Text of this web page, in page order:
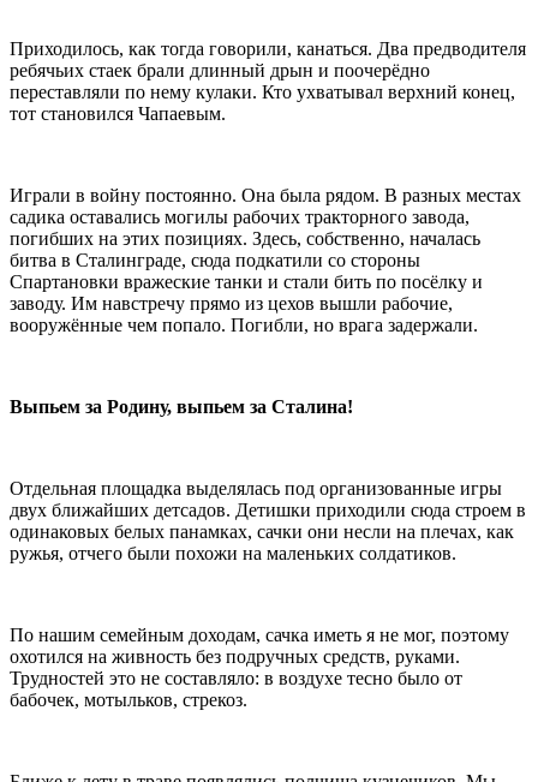
Приходилось, как тогда говорили, канаться. Два предводителя
ребячьих стаек брали длинный дрын и поочерёдно
переставляли по нему кулаки. Кто ухватывал верхний конец,
тот становился Чапаевым.
Играли в войну постоянно. Она была рядом. В разных местах
садика оставались могилы рабочих тракторного завода,
погибших на этих позициях. Здесь, собственно, началась
битва в Сталинграде, сюда подкатили со стороны
Спартановки вражеские танки и стали бить по посёлку и
заводу. Им навстречу прямо из цехов вышли рабочие,
вооружённые чем попало. Погибли, но врага задержали.
Выпьем за Родину, выпьем за Сталина!
Отдельная площадка выделялась под организованные игры
двух ближайших детсадов. Детишки приходили сюда строем в
одинаковых белых панамках, сачки они несли на плечах, как
ружья, отчего были похожи на маленьких солдатиков.
По нашим семейным доходам, сачка иметь я не мог, поэтому
охотился на живность без подручных средств, руками.
Трудностей это не составляло: в воздухе тесно было от
бабочек, мотыльков, стрекоз.